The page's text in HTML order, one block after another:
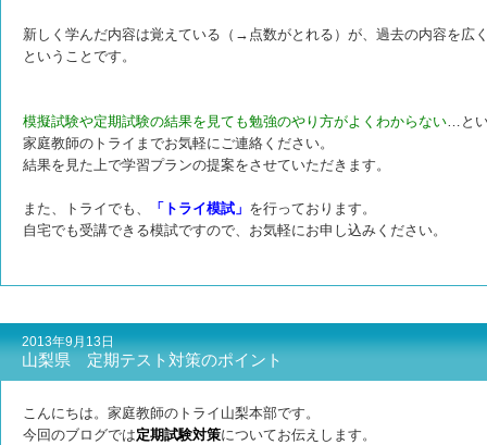
新しく学んだ内容は覚えている（→点数がとれる）が、過去の内容を広
ということです。
模擬試験や定期試験の結果を見ても勉強のやり方がよくわからない…と
家庭教師のトライまでお気軽にご連絡ください。
結果を見た上で学習プランの提案をさせていただきます。
また、トライでも、 「トライ模試」 を行っております。
自宅でも受講できる模試ですので、お気軽にお申し込みください。
2013年9月13日
山梨県 定期テスト対策のポイント
こんにちは。家庭教師のトライ山梨本部です。
今回のブログでは定期試験対策についてお伝えします。